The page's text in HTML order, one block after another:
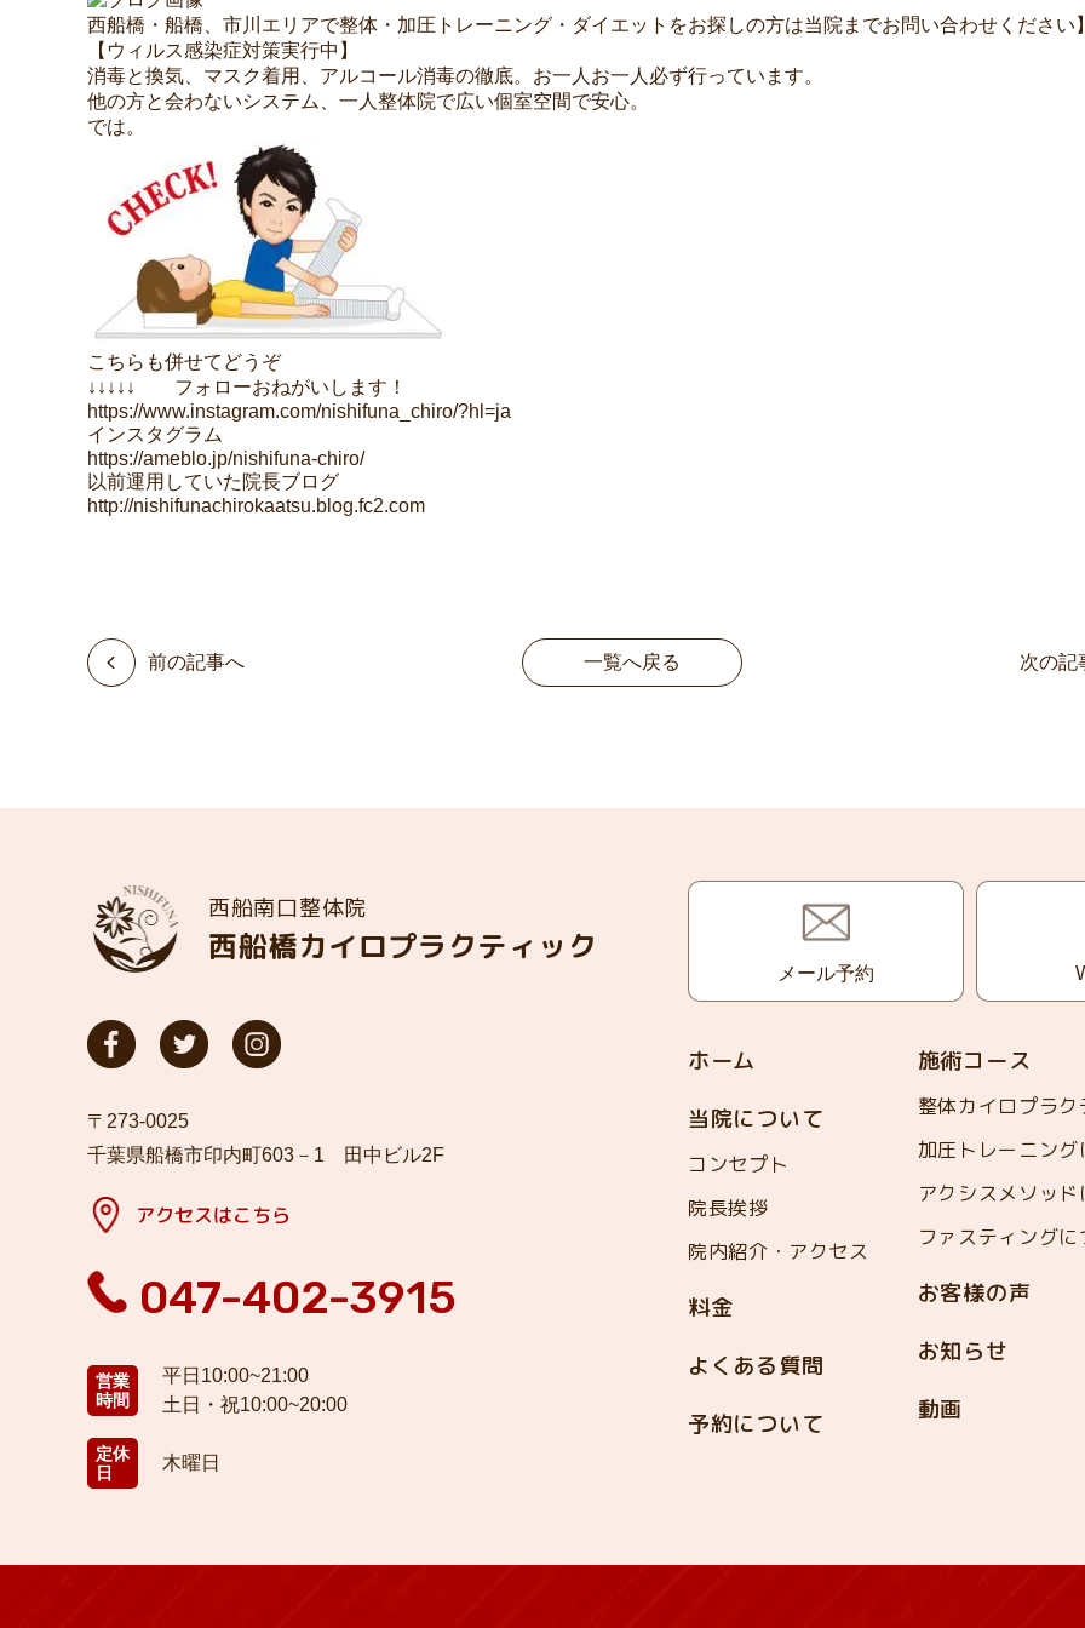
西船橋・船橋、市川エリアで整体・加圧トレーニング・ダイエットをお探しの方は当院までお問い合わせください
【ウィルス感染症対策実行中】
消毒と換気、マスク着用、アルコール消毒の徹底。お一人お一人必ず行っています。
他の方と会わないシステム、一人整体院で広い個室空間で安心。
では。
こちらも併せてどうぞ
↓↓↓↓↓ フォローおねがいします！
https://www.instagram.com/nishifuna_chiro/?hl=ja
インスタグラム
https://ameblo.jp/nishifuna-chiro/
以前運用していた院長ブログ
http://nishifunachirokaatsu.blog.fc2.com
前の記事へ 一覧へ戻る 次の記
西船南口整体院
西船橋カイロプラクティック
〒273-0025
千葉県船橋市印内町603－1 田中ビル2F
アクセスはこちら
047-402-3915
営業
時間
平日10:00~21:00
土日・祝10:00~20:00
定休
日
木曜日
メール予約
ホーム
当院について
コンセプト
院長挨拶
院内紹介・アクセス
料金
よくある質問
予約について
施術コース
整体カイロプラ
加圧トレーニン
アクシスメソッ
ファスティング
お客様の声
お知らせ
動画